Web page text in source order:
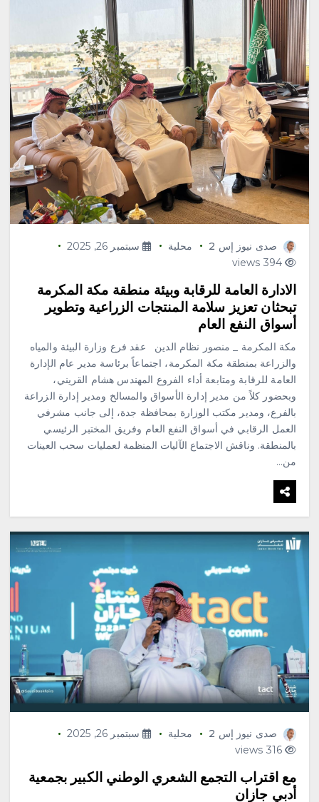
صدى نيوز إس 2 محلية
سبتمبر 26, 2025
394 views
‏الادارة العامة للرقابة وبيئة منطقة مكة المكرمة
تبحثان تعزيز سلامة المنتجات الزراعية وتطوير
أسواق النفع العام
مكة المكرمة _ منصور نظام الدين ‏ ‏عقد فرع وزارة البيئة والمياه
والزراعة بمنطقة مكة المكرمة، اجتماعاً برئاسة مدير عام الإدارة
العامة للرقابة ومتابعة أداء الفروع المهندس هشام القريني،
وبحضور كلاً من مدير إدارة الأسواق والمسالخ ومدير إدارة الزراعة
بالفرع، ومدير مكتب الوزارة بمحافظة جدة، إلى جانب مشرفي
العمل الرقابي في أسواق النفع العام وفريق المختبر الرئيسي
بالمنطقة. ‏وناقش الاجتماع الآليات المنظمة لعمليات سحب العينات
من…
صدى نيوز إس 2 محلية
سبتمبر 26, 2025
316 views
مع اقتراب التجمع الشعري الوطني الكبير بجمعية
أدبي جازان